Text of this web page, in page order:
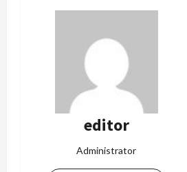
editor
Administrator